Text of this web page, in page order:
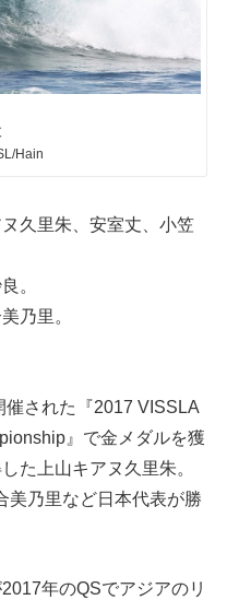
Hain
久里朱、安室丈、小笠
。
乃里。
された『2017 VISSLA
』で金メダルを獲
た上山キアヌ久里朱。
美乃里など日本代表が勝
年のQSでアジアのリ